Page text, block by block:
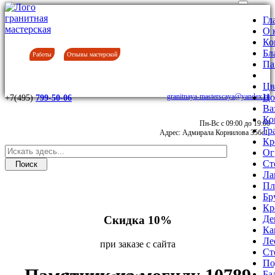
Работы Отзывы мастерской
+7(495)799-50-06 granitnaya-masterscaya@yandex.ru
Пн-Вс с 09:00 до 19:00
Адрес: Адмирала Корнилова 35бс1.
О
Скидка 10%
при заказе с сайта